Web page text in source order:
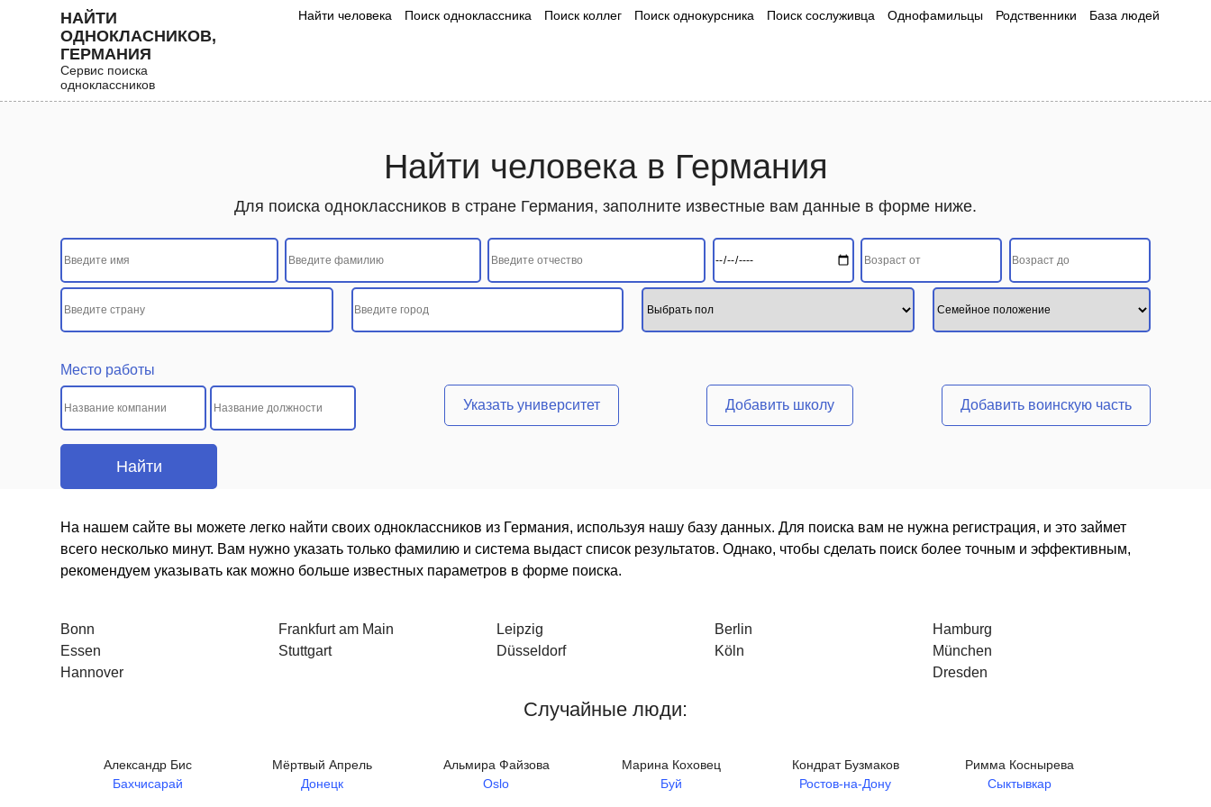
НАЙТИ
ОДНОКЛАСНИКОВ,
ГЕРМАНИЯ
Сервис поиска
одноклассников
Найти человека Поиск одноклассника Поиск коллег Поиск однокурсника Поиск сослуживца Однофамильцы Родственники База людей
Найти человека в Германия
Для поиска одноклассников в стране Германия, заполните известные вам данные в форме ниже.
Место работы
Указать университет Добавить школу Добавить воинскую часть
На нашем сайте вы можете легко найти своих одноклассников из Германия, используя нашу базу данных. Для поиска вам не нужна регистрация, и это займет
всего несколько минут. Вам нужно указать только фамилию и система выдаст список результатов. Однако, чтобы сделать поиск более точным и эффективным,
рекомендуем указывать как можно больше известных параметров в форме поиска.
Bonn Frankfurt am Main Leipzig Berlin
Hamburg
Essen
Stuttgart Düsseldorf Köln
München
Hannover
Dresden
Случайные люди:
Александр Бис
Бахчисарай
Мёртвый Апрель
Донецк
Альмира Файзова
Oslo
Марина Коховец
Буй
Кондрат Бузмаков
Ростов-на-Дону
Римма Коснырева
Сыктывкар